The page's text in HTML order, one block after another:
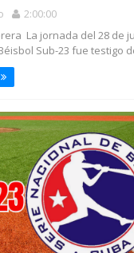
2:00:00
La jornada del 28 de
Sub-23 fue testigo